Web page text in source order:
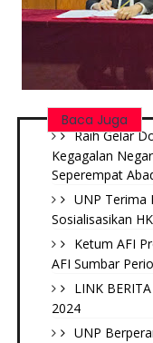
Baca Juga
Raih Gelar
Kegagalan
Seperempat
UNP Terima
Sosialisasikan
Ketum AFI
AFI Sumbar
LINK
2024
UNP